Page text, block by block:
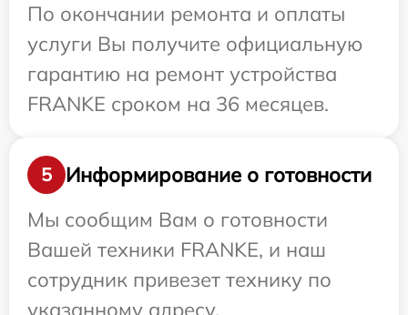
По окончании ремонта и оплаты
услуги Вы получите официальную
гарантию на ремонт устройства
FRANKE сроком на 36 месяцев.
5
Информирование о готовности
Мы сообщим Вам о готовности
Вашей техники FRANKE, и наш
сотрудник привезет технику по
указанному адресу.